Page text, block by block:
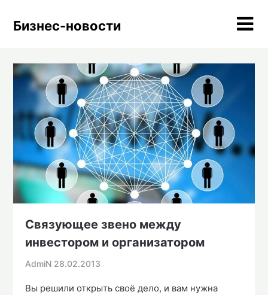
Бизнес-новости
Связующее звено между
инвестором и организатором
AdmiN 28.02.2013
Вы решили открыть своё дело, и вам нужна